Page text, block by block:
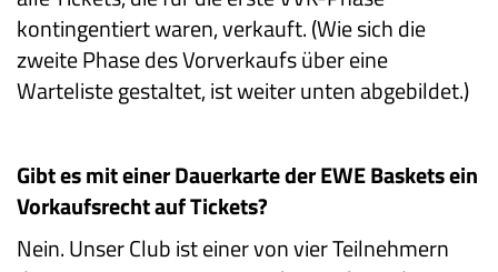
kontingentiert waren, verkauft. (Wie sich die
zweite Phase des Vorverkaufs über eine
Warteliste gestaltet, ist weiter unten abgebildet.)
Gibt es mit einer Dauerkarte der EWE Baskets ein
Vorkaufsrecht auf Tickets?
Nein. Unser Club ist einer von vier Teilnehmern